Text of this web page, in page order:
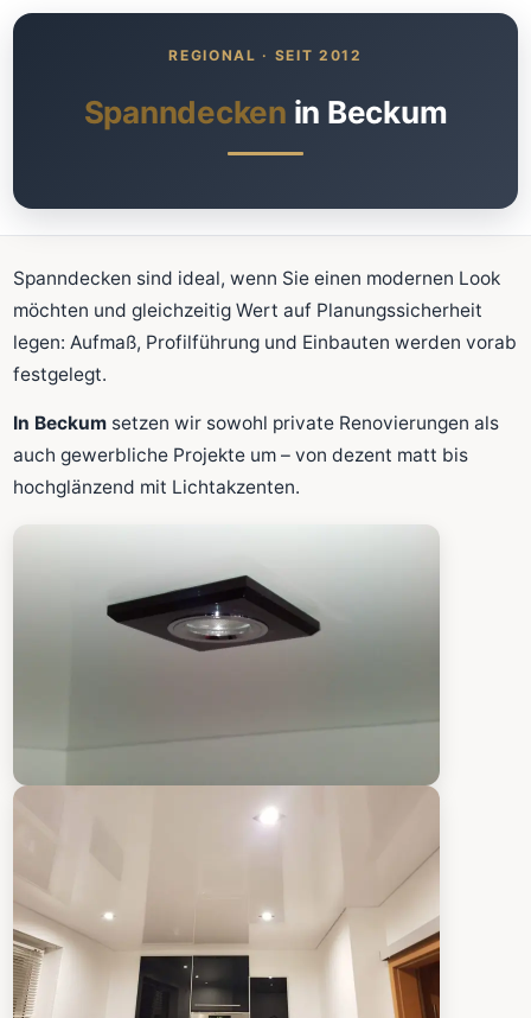
Was kostet meine neue
Spanndecke?
Schnellrechner
FLÄCHE (M²)
Zum Rechner
Fläche wird in den großen Rechner übernommen.
Spanndecken in Beckum
Spanndecken sind ideal, wenn Sie einen modernen Look
möchten und gleichzeitig Wert auf Planungssicherheit
legen: Aufmaß, Profilführung und Einbauten werden vorab
festgelegt.
In Beckum setzen wir sowohl private Renovierungen als
auch gewerbliche Projekte um – von dezent matt bis
hochglänzend mit Lichtakzenten.